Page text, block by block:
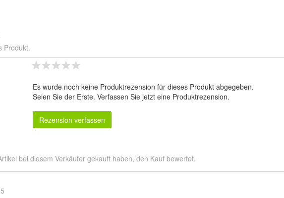
Produkt.
Es wurde noch keine Produktrezension für dieses Produkt abgegeben.
Seien Sie der Erste. Verfassen Sie jetzt eine Produktrezension.
Rezension verfassen
bei diesem Verkäufer gekauft haben, den Kauf bewertet.